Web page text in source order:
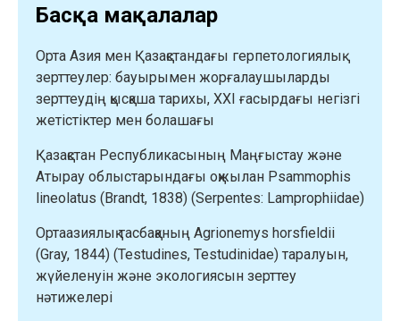
Eremias)”
Басқа мақалалар
Орта Азия мен Қазақстандағы герпетологиялық
зерттеулер: бауырымен жорғалаушыларды
зерттеудің қысқаша тарихы, XXI ғасырдағы негізгі
жетістіктер мен болашағы
Қазақстан Республикасының Маңғыстау және
Атырау облыстарындағы оқжылан Psammophis
lineolatus (Brandt, 1838) (Serpentes: Lamprophiidae)
Ортаазиялық тасбақаның Agrionemys horsfieldii
(Gray, 1844) (Testudines, Testudinidae) таралуын,
жүйеленуін және экологиясын зерттеу
нәтижелері